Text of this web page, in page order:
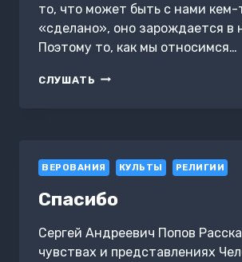
то, что может быть с нами кем-
«сделано», оно зарождается в
Поэтому то, как мы относимся…
СЛУШАТЬ ЗНАЙТЕ,
БЫВШЕГО:
КОГНИТИВНО-
ТЕРАПИИ
ВЕРОВАНИЯ КУЛЬТЫ РЕЛИГИИ
Спасибо
Сергей Андреевич Попов
чувствах и представлениях